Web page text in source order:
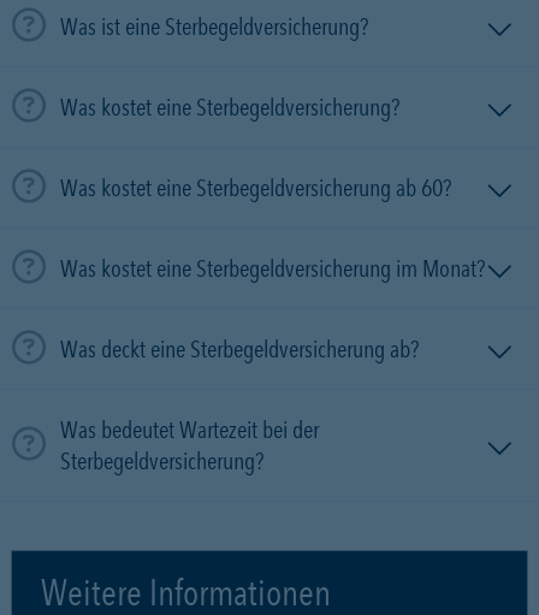
Was ist eine Sterbegeldversicherung?
Was kostet eine Sterbegeldversicherung?
Was kostet eine Sterbegeldversicherung ab 60?
Was kostet eine Sterbegeldversicherung im Monat?
Was deckt eine Sterbegeldversicherung ab?
Was bedeutet Wartezeit bei der
Sterbegeldversicherung?
Weitere Informationen